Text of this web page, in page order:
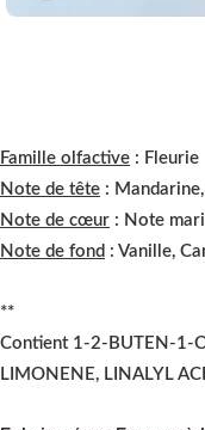
Famille olfactive : Fleurie
Note de tête :
Note de cœur : Note
Note de fond : Vanille,
**
Contient 1-2-BUTEN-1-
LIMONENE, LINALYL